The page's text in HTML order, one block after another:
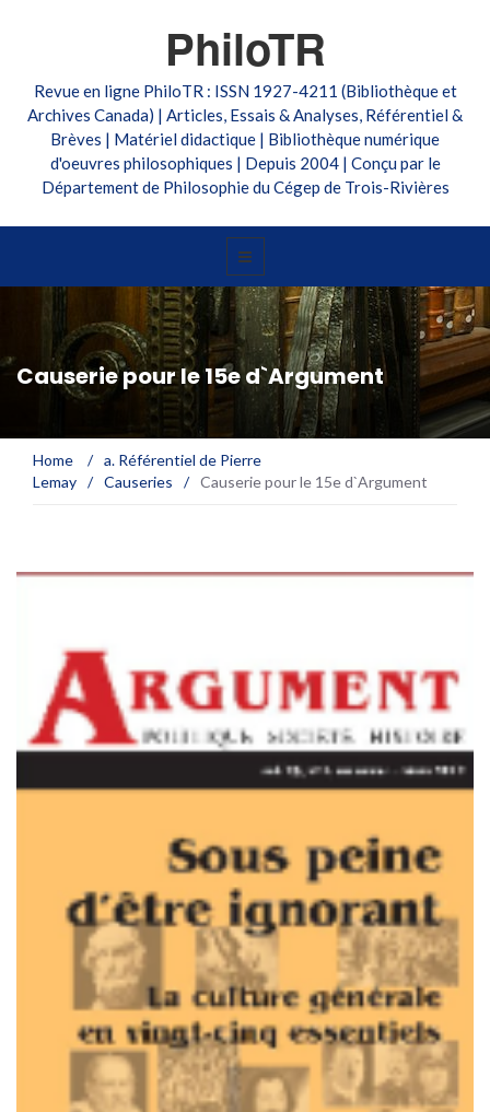
PhiloTR
Revue en ligne PhiloTR : ISSN 1927-4211 (Bibliothèque et
Archives Canada) | Articles, Essais & Analyses, Référentiel &
Brèves | Matériel didactique | Bibliothèque numérique
d'oeuvres philosophiques | Depuis 2004 | Conçu par le
Département de Philosophie du Cégep de Trois-Rivières
Causerie pour le 15e d`Argument
Home / a. Référentiel de Pierre
Lemay / Causeries / Causerie pour le 15e d`Argument